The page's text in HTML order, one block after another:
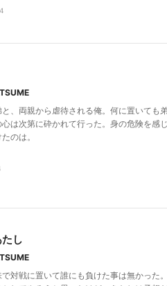
、両親から虐待される俺。何に置いても
は次第に砕かれて行った。身の危険を感
のは。
し
対戦に置いて誰にも負けた事は無かった